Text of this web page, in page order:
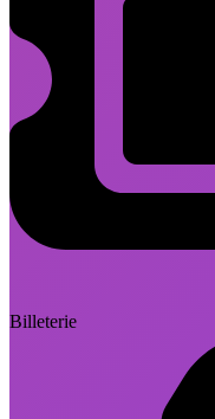
Billeterie